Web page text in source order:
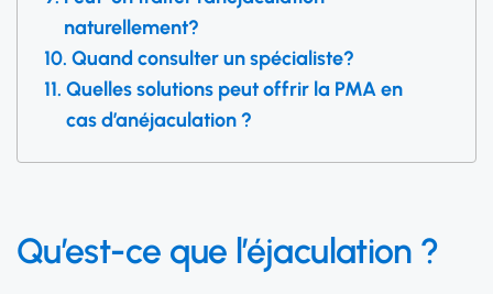
naturellement?
Quand consulter un spécialiste?
Quelles solutions peut offrir la PMA en
cas d’anéjaculation ?
Qu’est-ce que l’éjaculation ?